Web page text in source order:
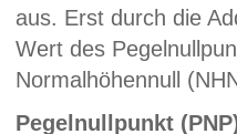
aus. Erst durch die
Wert des
Normalhöhennull
Pegelnullpunkt